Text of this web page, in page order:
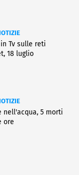
Tv sulle reti
18 luglio
nell'acqua, 5 morti
ore